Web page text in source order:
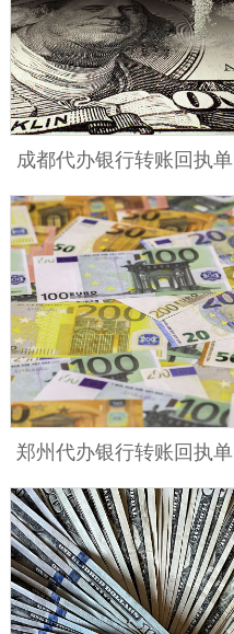
成都代办银行转账回执单
郑州代办银行转账回执单